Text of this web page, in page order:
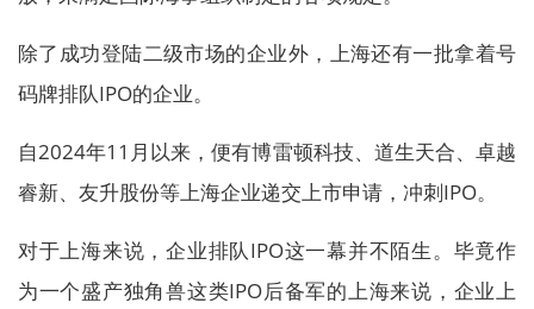
除了成功登陆二级市场的企业外，上海还有一批拿着号
码牌排队IPO的企业。
自2024年11月以来，便有博雷顿科技、道生天合、卓越
睿新、友升股份等上海企业递交上市申请，冲刺IPO。
对于上海来说，企业排队IPO这一幕并不陌生。毕竟作
为一个盛产独角兽这类IPO后备军的上海来说，企业上